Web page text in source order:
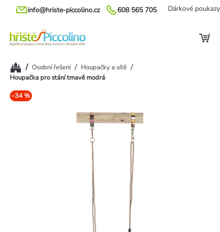
Přejít
608 565 705
info@hriste-piccolino.cz Dárkové poukazy
Domů/ Osobní řešení / Houpačky a sítě /
Houpačka pro stání tmavě modrá
–34 %